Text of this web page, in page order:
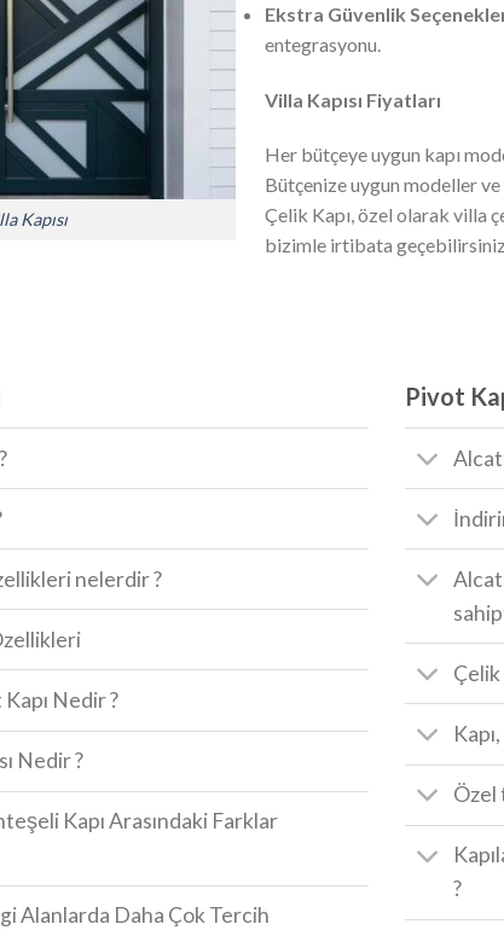
Kapısı
Ekstra Güvenlik
entegrasyonu.
Villa Kapısı Fiyatları
Her bütçeye uygun kapı
Bütçenize uygun modeller
Çelik Kapı, özel olarak villa
bizimle irtibata
nelerdir ?
Nedir ?
Nedir ?
Kapı Arasındaki Farklar
Alanlarda Daha Çok Tercih
Pivot
Çelik
Özel
?